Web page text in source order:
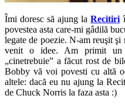
Îmi doresc să ajung laRecitiri
povestea asta care-mi gâdilă
legate de poezie. N-am reuşit
venit o idee. Am primit
„cinetrebuie” a făcut rost de
Bobby vă voi povesti cu altă
altele: dacă eu nu ajung la
de Chuck Norris la faza asta :)